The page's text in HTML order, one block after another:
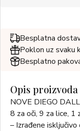
Besplatna
Poklon uz svaku
Besplatno
Opis proizvoda
NOVE DIEGO
8 za oči, 9 za lice, 1
– Izrađene